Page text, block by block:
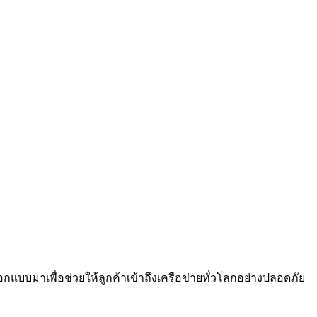
กแบบมาเพื่อช่วยให้ลูกค้าเข้าถึงเครือข่ายทั่วโลกอย่างปลอดภัย